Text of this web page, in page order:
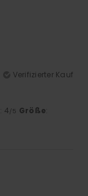
Verifizierter Kauf
: 4/5 Größe: